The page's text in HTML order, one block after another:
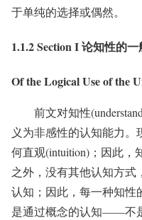
于单纯的选择或偶然。
1.1.2 Section I 论知性的
Of the Logical Use of the
前文对知性
义为非感性的认知能力
何直观(intuition)；因此，
之外，没有其他认知方式
认知；因此，每一种知性
是通过概念的认知——不